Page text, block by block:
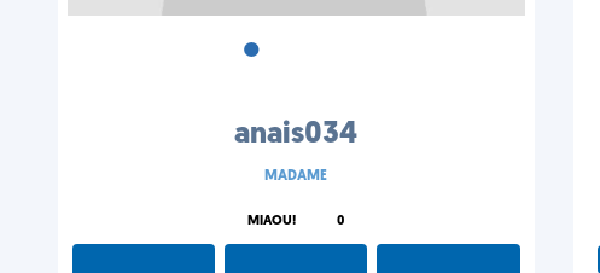
•
anais034
MADAME
MIAOU! 0